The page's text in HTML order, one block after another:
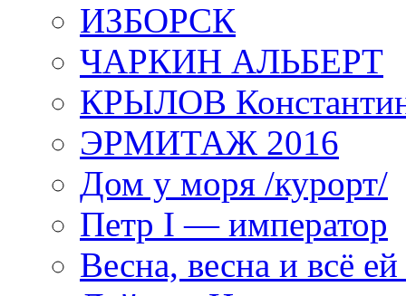
ИЗБОРСК
ЧАРКИН АЛЬБЕРТ
КРЫЛОВ
ЭРМИТАЖ 2016
Дом у моря /курорт/
Петр I — император
Весна, весна и всё